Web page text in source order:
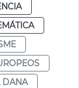
DANA